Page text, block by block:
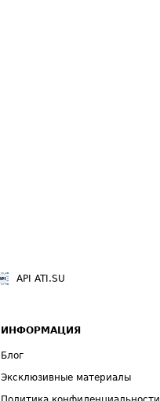
API ATI.SU
ИНФОРМАЦИЯ
Блог
Эксклюзивные материалы